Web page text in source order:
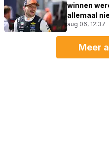
winnen
allemaal
aug 06, 12:37
Meer